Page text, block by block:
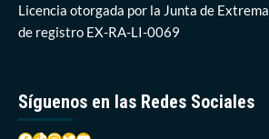
Licencia otorgada por la Junta de
de registro EX-RA-LI-0069
Síguenos en las Redes Sociales